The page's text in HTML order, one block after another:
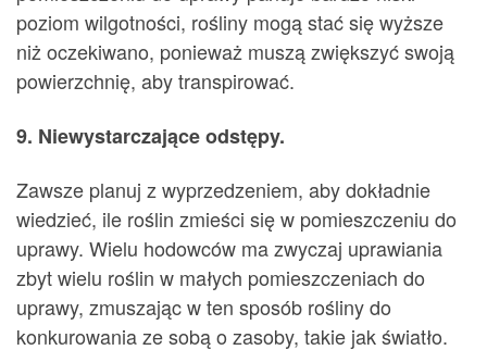
poziom wilgotności, rośliny mogą stać się wyższe
niż oczekiwano, ponieważ muszą zwiększyć swoją
powierzchnię, aby transpirować.
9. Niewystarczające odstępy.
Zawsze planuj z wyprzedzeniem, aby dokładnie
wiedzieć, ile roślin zmieści się w pomieszczeniu do
uprawy. Wielu hodowców ma zwyczaj uprawiania
zbyt wielu roślin w małych pomieszczeniach do
uprawy, zmuszając w ten sposób rośliny do
konkurowania ze sobą o zasoby, takie jak światło.